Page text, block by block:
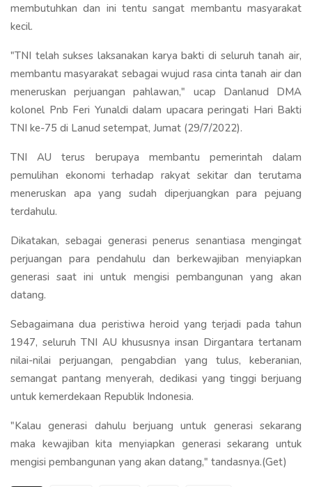
membutuhkan dan ini tentu sangat membantu masyarakat
kecil.
"TNI telah sukses laksanakan karya bakti di seluruh tanah air,
membantu masyarakat sebagai wujud rasa cinta tanah air dan
meneruskan perjuangan pahlawan," ucap Danlanud DMA
kolonel Pnb Feri Yunaldi dalam upacara peringati Hari Bakti
TNI ke-75 di Lanud setempat, Jumat (29/7/2022).
TNI AU terus berupaya membantu pemerintah dalam
pemulihan ekonomi terhadap rakyat sekitar dan terutama
meneruskan apa yang sudah diperjuangkan para pejuang
terdahulu.
Dikatakan, sebagai generasi penerus senantiasa mengingat
perjuangan para pendahulu dan berkewajiban menyiapkan
generasi saat ini untuk mengisi pembangunan yang akan
datang.
Sebagaimana dua peristiwa heroid yang terjadi pada tahun
1947, seluruh TNI AU khususnya insan Dirgantara tertanam
nilai-nilai perjuangan, pengabdian yang tulus, keberanian,
semangat pantang menyerah, dedikasi yang tinggi berjuang
untuk kemerdekaan Republik Indonesia.
"Kalau generasi dahulu berjuang untuk generasi sekarang
maka kewajiban kita menyiapkan generasi sekarang untuk
mengisi pembangunan yang akan datang," tandasnya.(Get)